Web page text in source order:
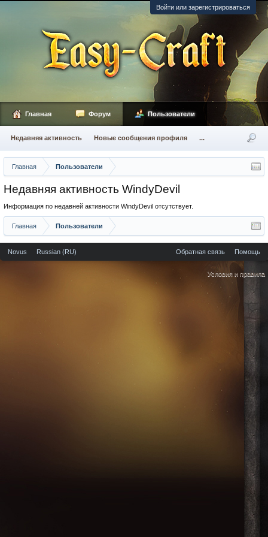
Войти или зарегистрироваться
Главная Пользователи
Недавняя активность WindyDevil
Информация по недавней активности WindyDevil отсутствует.
Главная Пользователи
Главная Форум Пользователи
Недавняя активность Новые сообщения профиля ...
Novus Russian (RU) Обратная связь Помощь
Условия и правила